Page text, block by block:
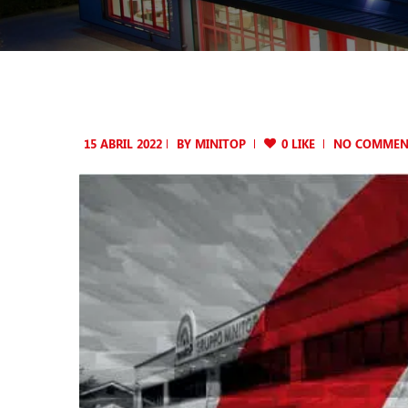
15 ABRIL 2022 BY MINITOP 0 LIKE NO